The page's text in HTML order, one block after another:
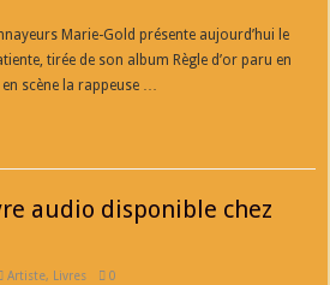
Marie-Gold présente aujourd’hui le
tirée de son album Règle d’or paru en
scène la rappeuse …
audio disponible chez
Artiste, Livres 0